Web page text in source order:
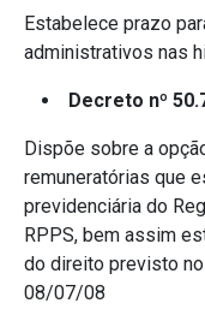
Estabelece prazo
administrativos nas
Decreto nº
Dispõe sobre a
remuneratórias que
previdenciária do
RPPS, bem assim
do direito previsto
08/07/08